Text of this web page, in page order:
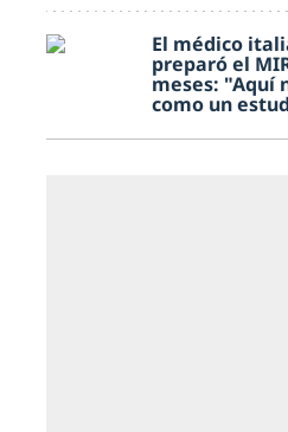
El médico
preparó el
meses: "Aquí
como un